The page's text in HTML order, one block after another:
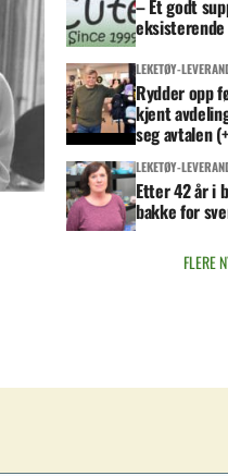
– Et godt
LEKETØY-
Rydder opp
kjent
seg avtalen
LEKETØY-
Etter 42 år i
bakke for
FLERE